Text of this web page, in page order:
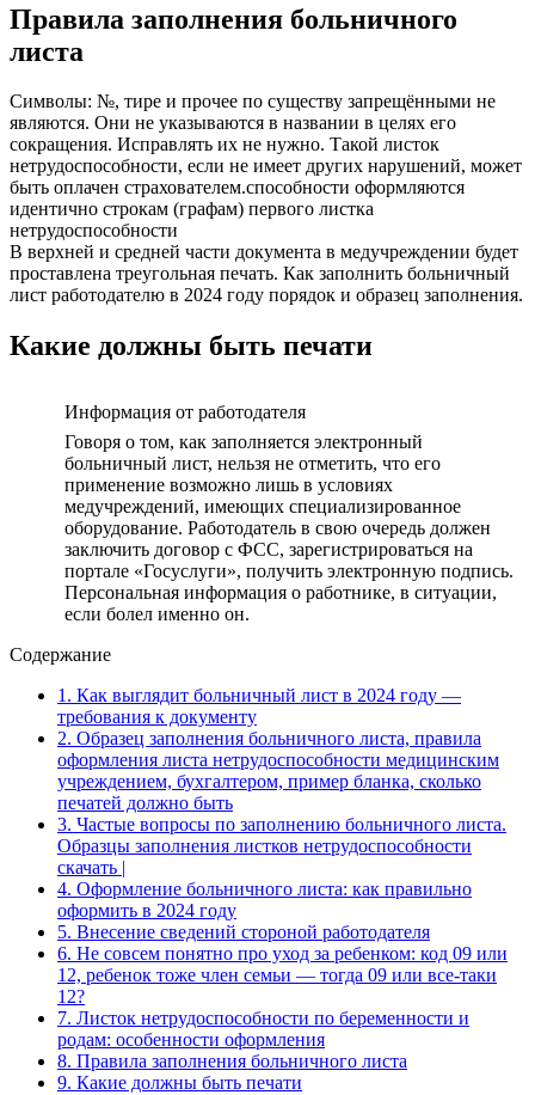
Правила заполнения больничного
листа
Символы: №, тире и прочее по существу запрещёнными не
являются. Они не указываются в названии в целях его
сокращения. Исправлять их не нужно. Такой листок
нетрудоспособности, если не имеет других нарушений, может
быть оплачен страхователем.способности оформляются
идентично строкам (графам) первого листка
нетрудоспособности
В верхней и средней части документа в медучреждении будет
проставлена треугольная печать. Как заполнить больничный
лист работодателю в 2024 году порядок и образец заполнения.
Какие должны быть печати
Информация от работодателя
Говоря о том, как заполняется электронный
больничный лист, нельзя не отметить, что его
применение возможно лишь в условиях
медучреждений, имеющих специализированное
оборудование. Работодатель в свою очередь должен
заключить договор с ФСС, зарегистрироваться на
портале «Госуслуги», получить электронную подпись.
Персональная информация о работнике, в ситуации,
если болел именно он.
Содержание
1. Как выглядит больничный лист в 2024 году —
требования к документу
2. Образец заполнения больничного листа, правила
оформления листа нетрудоспособности медицинским
учреждением, бухгалтером, пример бланка, сколько
печатей должно быть
3. Частые вопросы по заполнению больничного листа.
Образцы заполнения листков нетрудоспособности
скачать |
4. Оформление больничного листа: как правильно
оформить в 2024 году
5. Внесение сведений стороной работодателя
6. Не совсем понятно про уход за ребенком: код 09 или
12, ребенок тоже член семьи — тогда 09 или все-таки
12?
7. Листок нетрудоспособности по беременности и
родам: особенности оформления
8. Правила заполнения больничного листа
9. Какие должны быть печати